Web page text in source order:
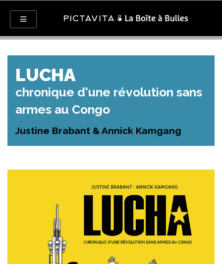
LUCHA
chronique d'une révolution sans
armes au Congo
Justine Brabant & Annick Kamgang